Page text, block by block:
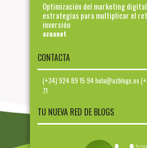
Optimización del marketing
estrategias para multiplicar el
inversión
azuanet
CONTACTA
(+34) 924 89 15 94 hola@azblogs.es
71
TU NUEVA RED DE BLOGS